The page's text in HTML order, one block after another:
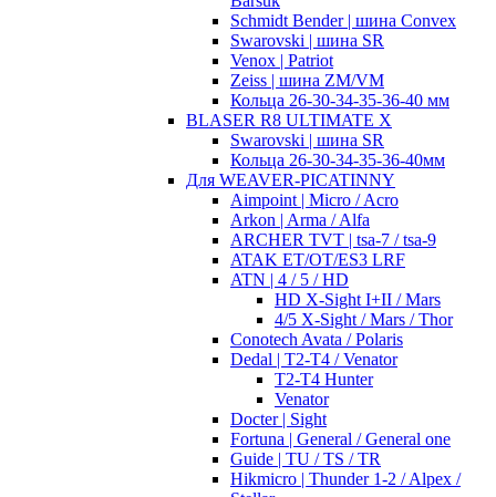
Schmidt Bender | шина Convex
Swarovski | шина SR
Venox | Patriot
Zeiss | шина ZM/VM
Кольца 26-30-34-35-36-40 мм
BLASER R8 ULTIMATE X
Swarovski | шина SR
Кольца 26-30-34-35-36-40мм
Для WEAVER-PICATINNY
Aimpoint | Micro / Acro
Arkon | Arma / Alfa
ARCHER TVT | tsa-7 / tsa-9
ATAK ET/OT/ES3 LRF
ATN | 4 / 5 / HD
HD X-Sight I+II / Mars
4/5 X-Sight / Mars / Thor
Conotech Avata / Polaris
Dedal | T2-T4 / Venator
T2-T4 Hunter
Venator
Docter | Sight
Fortuna | General / General one
Guide | TU / TS / TR
Hikmicro | Thunder 1-2 / Alpex /